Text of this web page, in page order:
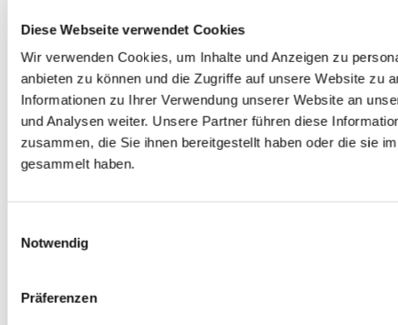
Diese Webseite verwendet Cookies
Wir verwenden Cookies, um Inhalte und Anzeigen zu
anbieten zu können und die Zugriffe auf unsere Website zu
Informationen zu Ihrer Verwendung unserer Website an
und Analysen weiter. Unsere Partner führen diese
zusammen, die Sie ihnen bereitgestellt haben oder die sie
gesammelt haben.
Notwendig
Präferenzen
Radlagern & Naben
0Produkte verfügbar
Räder und Zubehör
0Produkte verfügbar
Spurverbreiterungen
0Produkte verfügbar
Radmuttern
0Produkte verfügbar
Bremsen